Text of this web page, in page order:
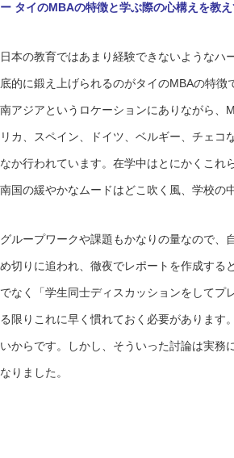
ー タイのMBAの特徴と学ぶ際の心構えを教
日本の教育ではあまり経験できないような
底的に鍛え上げられるのがタイのMBAの特
南アジアというロケーションにありながら、
リカ、スペイン、ドイツ、ベルギー、チェ
なか行われています。在学中はとにかくこれ
南国の緩やかなムードはどこ吹く風、学校の
グループワークや課題もかなりの量なので、
め切りに追われ、徹夜でレポートを作成する
でなく「学生同士ディスカッションをしてプ
る限りこれに早く慣れておく必要があります
いからです。しかし、そういった討論は実務
なりました。